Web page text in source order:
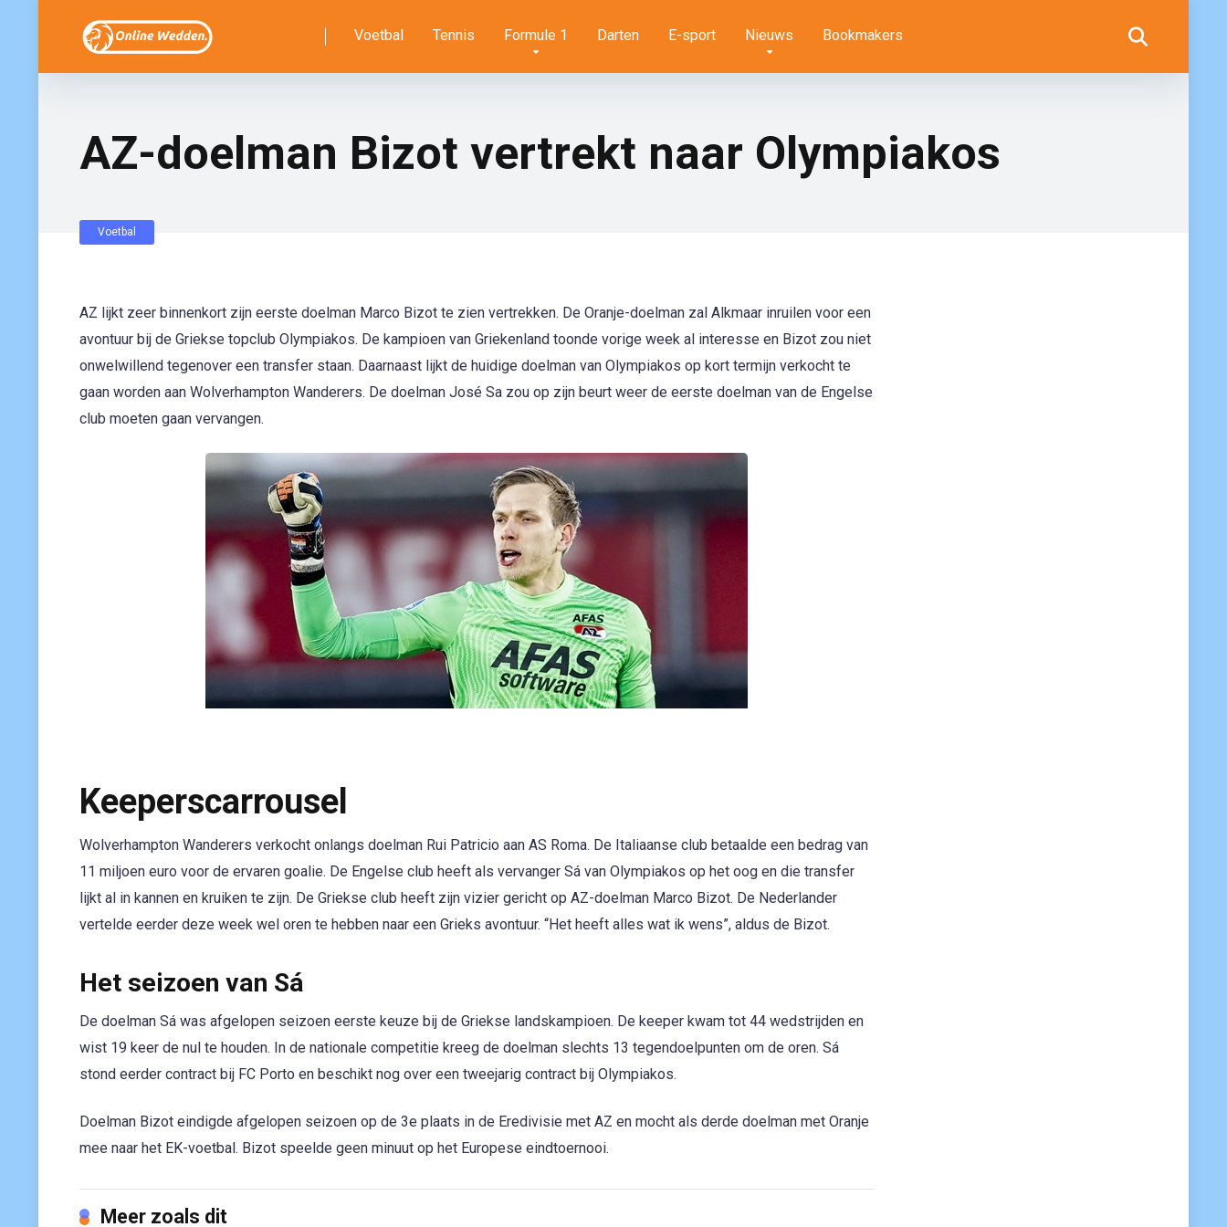
Voetbal Tennis Formule 1 Darten E-sport Nieuws Bookmakers
AZ-doelman Bizot vertrekt naar Olympiakos
Voetbal
AZ lijkt zeer binnenkort zijn eerste doelman Marco Bizot te zien vertrekken. De Oranje-doelman zal Alkmaar inruilen voor een
avontuur bij de Griekse topclub Olympiakos. De kampioen van Griekenland toonde vorige week al interesse en Bizot zou niet
onwelwillend tegenover een transfer staan. Daarnaast lijkt de huidige doelman van Olympiakos op kort termijn verkocht te
gaan worden aan Wolverhampton Wanderers. De doelman José Sa zou op zijn beurt weer de eerste doelman van de Engelse
club moeten gaan vervangen.
Keeperscarrousel
Wolverhampton Wanderers verkocht onlangs doelman Rui Patricio aan AS Roma. De Italiaanse club betaalde een bedrag van
11 miljoen euro voor de ervaren goalie. De Engelse club heeft als vervanger Sá van Olympiakos op het oog en die transfer
lijkt al in kannen en kruiken te zijn. De Griekse club heeft zijn vizier gericht op AZ-doelman Marco Bizot. De Nederlander
vertelde eerder deze week wel oren te hebben naar een Grieks avontuur. “Het heeft alles wat ik wens”, aldus de Bizot.
Het seizoen van Sá
De doelman Sá was afgelopen seizoen eerste keuze bij de Griekse landskampioen. De keeper kwam tot 44 wedstrijden en
wist 19 keer de nul te houden. In de nationale competitie kreeg de doelman slechts 13 tegendoelpunten om de oren. Sá
stond eerder contract bij FC Porto en beschikt nog over een tweejarig contract bij Olympiakos.
Doelman Bizot eindigde afgelopen seizoen op de 3e plaats in de Eredivisie met AZ en mocht als derde doelman met Oranje
mee naar het EK-voetbal. Bizot speelde geen minuut op het Europese eindtoernooi.
Meer zoals dit